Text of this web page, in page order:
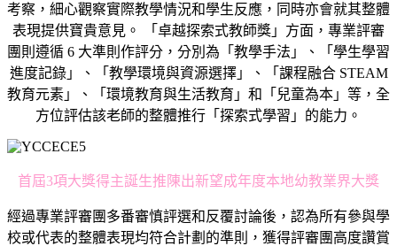
考察，細心觀察實際教學情況和學生反應，同時亦會就其整體
表現提供寶貴意見。 「卓越探索式教師獎」方面，專業評審
團則遵循 6 大準則作評分，分別為「教學手法」、「學生學習
進度記錄」、「教學環境與資源選擇」、「課程融合 STEAM
教育元素」、「環境教育與生活教育」和「兒童為本」等，全
方位評估該老師的整體推行「探索式學習」的能力。
首屆3項大獎得主誕生推陳出新望成年度本地幼教業界大獎
經過專業評審團多番審慎評選和反覆討論後，認為所有參與學
校或代表的整體表現均符合計劃的準則，獲得評審團高度讚賞